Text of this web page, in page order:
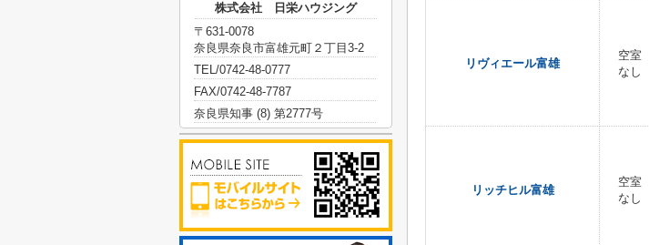
リヴィエール富雄
空室
なし
リッチヒル富雄
空室
なし
株式会社 日栄ハウジング
〒631-0078
奈良県奈良市富雄元町２丁目3-2
TEL/0742-48-0777
FAX/0742-48-7787
奈良県知事 (8) 第2777号